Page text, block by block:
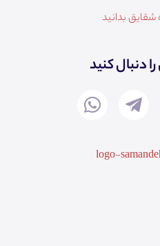
شقایق بدانید
دنبال کنید